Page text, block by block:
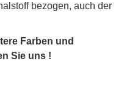
bezogen, auch der
Farben und
Sie uns !